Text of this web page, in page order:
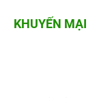
KHUYẾN MẠI